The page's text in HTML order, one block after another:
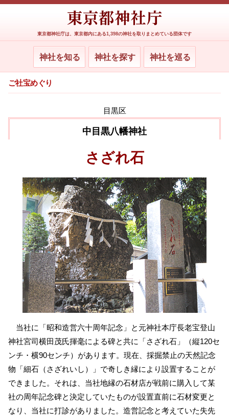
東京都神社庁は、東京都内にある1,398の神社を取りまとめている団体です
神社を知る 神社を探す 神社を巡る
ご社宝めぐり
目黒区
中目黒八幡神社
さざれ石
当社に「昭和造営六十周年記念」と元神社本庁長老宝登山
神社宮司横田茂氏揮毫による碑と共に「さざれ石」（縦120セ
ンチ・横90センチ）があります。現在、採掘禁止の天然記念
物「細石（さざれいし）」で奇しき縁により設置することが
できました。それは、当社地縁の石材店が戦前に購入して某
社の周年記念碑と決定していたものが設置直前に石材変更と
なり、当社に打診がありました。造営記念と考えていた失先